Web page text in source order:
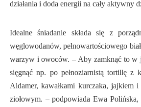
działania i doda energii na cały aktywny
Idealne śniadanie składa się z
węglowodanów, pełnowartościowego
warzyw i owoców. – Aby zamknąć to w
sięgnąć np. po pełnoziarnistą tortillę z
Aldamer, kawałkami kurczaka, jajkiem i
ziołowym. – podpowiada Ewa